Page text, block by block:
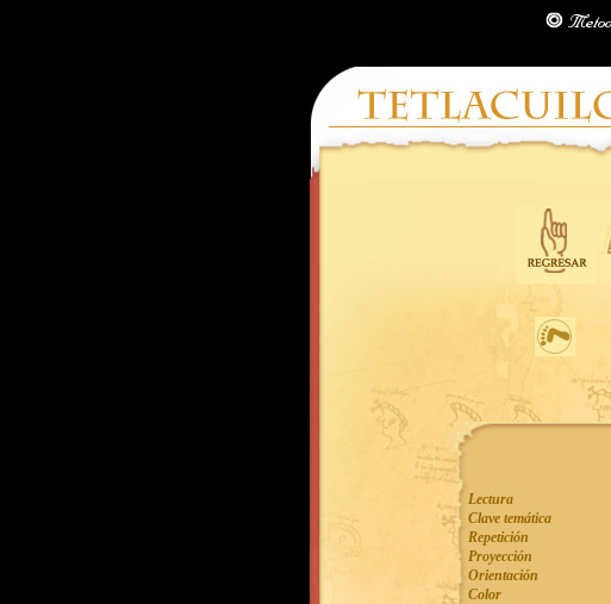
Lectura
Clave temática
Repetición
Proyección
Orientación
Color